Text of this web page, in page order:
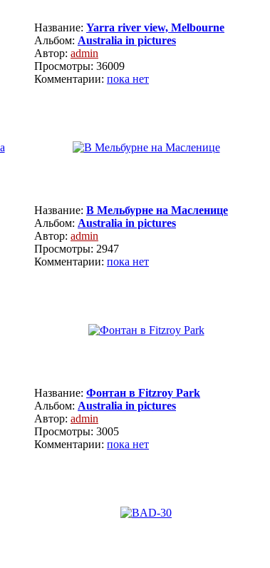
Название: Yarra river view, Melbourne
Альбом: Australia in pictures
Автор: admin
Просмотры: 36009
Комментарии: пока нет
Название: В Мельбурне на Масленице
Альбом: Australia in pictures
Автор: admin
Просмотры: 2947
Комментарии: пока нет
Название: Фонтан в Fitzroy Park
Альбом: Australia in pictures
Автор: admin
Просмотры: 3005
Комментарии: пока нет